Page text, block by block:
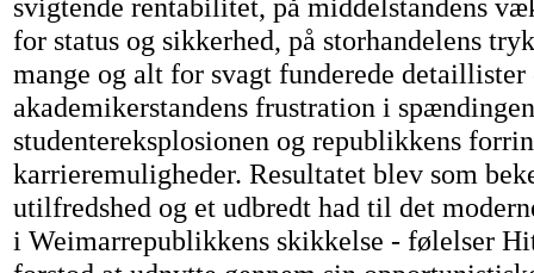
for status og sikkerhed, på storhandelens
mange og alt for svagt funderede detaillister
akademikerstandens frustration i
studentereksplosionen og republikkens
karrieremuligheder. Resultatet blev som
utilfredshed og et udbredt had til det
i Weimarrepublikkens skikkelse - følelser